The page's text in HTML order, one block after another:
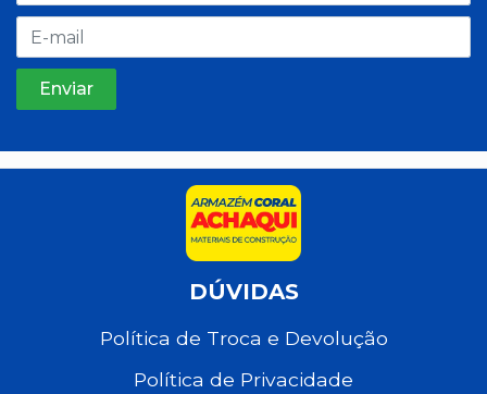
DÚVIDAS
Política de Troca e Devolução
Política de Privacidade